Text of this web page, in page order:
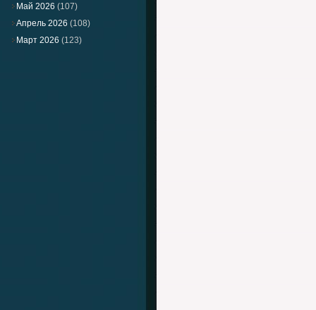
Май 2026 (107)
Апрель 2026 (108)
Март 2026 (123)